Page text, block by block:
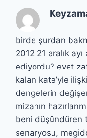
birde şurdan
2012 21 aralık
ediyordu? evet
kalan kate’yle
dengelerin
mizanın
beni düşündüren
senaryosu,